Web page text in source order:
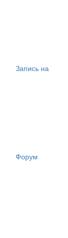
Запись на
Форум